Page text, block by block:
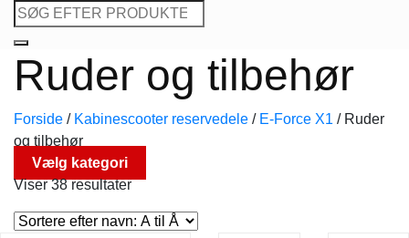
Søg
efter:
Ruder og tilbehør
Forside / Kabinescooter reservedele / E-Force X1 /Ruder
og tilbehør
Vælg kategori
Viser 38 resultater